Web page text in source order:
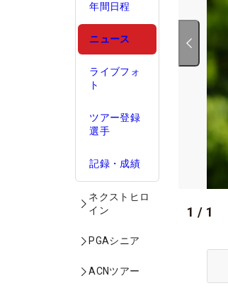
年間日程
ニュース
ライブフォ
ト
ツアー登録
選手
記録・成績
ネクストヒロ
イン
PGAシニア
ACNツアー
1 / 1